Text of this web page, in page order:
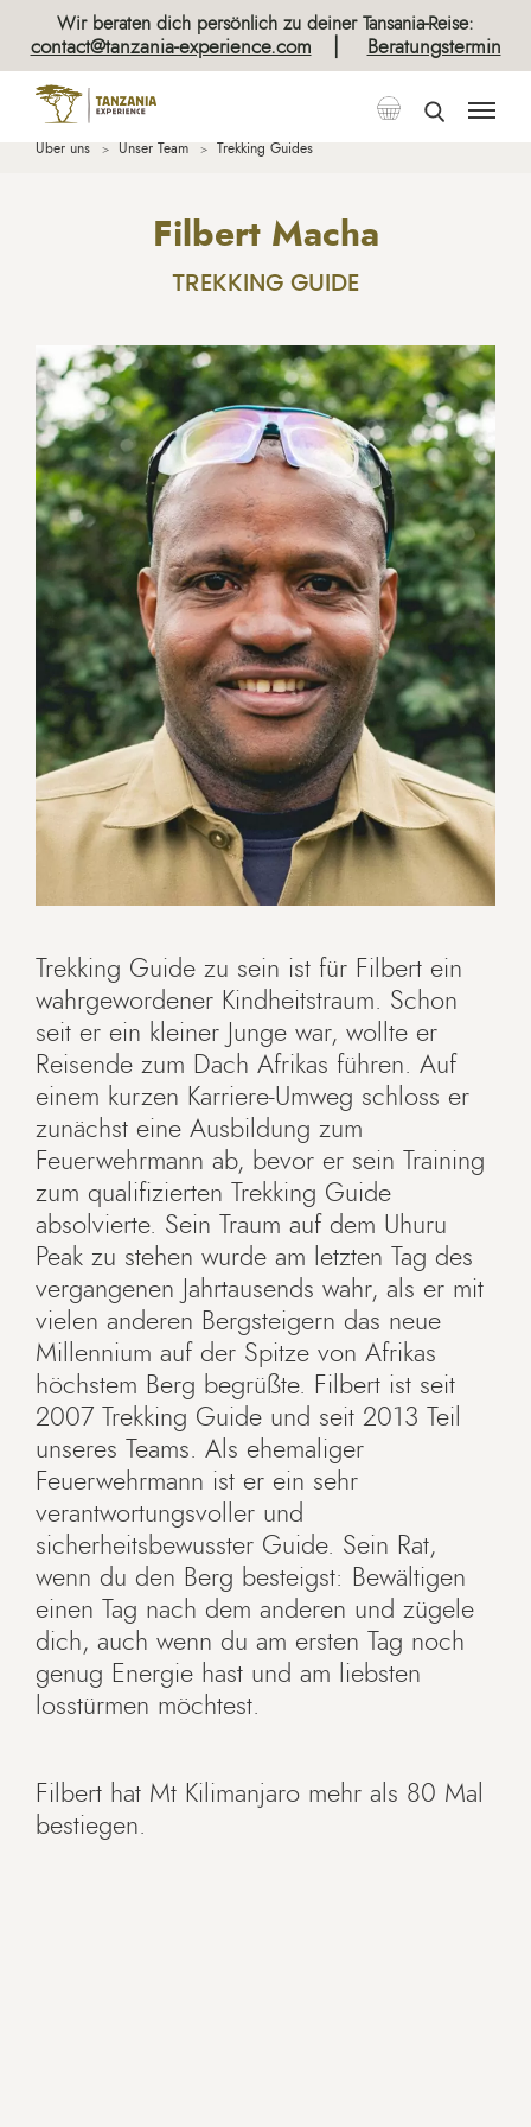
Wir beraten dich persönlich zu deiner Tansania-Reise:
contact@tanzania-experience.com Beratungstermin
Über uns Unser Team Trekking Guides
Filbert Macha
TREKKING GUIDE
Trekking Guide zu sein ist für Filbert ein
wahrgewordener Kindheitstraum. Schon
seit er ein kleiner Junge war, wollte er
Reisende zum Dach Afrikas führen. Auf
einem kurzen Karriere-Umweg schloss er
zunächst eine Ausbildung zum
Feuerwehrmann ab, bevor er sein Training
zum qualifizierten Trekking Guide
absolvierte. Sein Traum auf dem Uhuru
Peak zu stehen wurde am letzten Tag des
vergangenen Jahrtausends wahr, als er mit
vielen anderen Bergsteigern das neue
Millennium auf der Spitze von Afrikas
höchstem Berg begrüßte. Filbert ist seit
2007 Trekking Guide und seit 2013 Teil
unseres Teams. Als ehemaliger
Feuerwehrmann ist er ein sehr
verantwortungsvoller und
sicherheitsbewusster Guide. Sein Rat,
wenn du den Berg besteigst: Bewältigen
einen Tag nach dem anderen und zügele
dich, auch wenn du am ersten Tag noch
genug Energie hast und am liebsten
losstürmen möchtest.
Filbert hat Mt Kilimanjaro mehr als 80 Mal
bestiegen.